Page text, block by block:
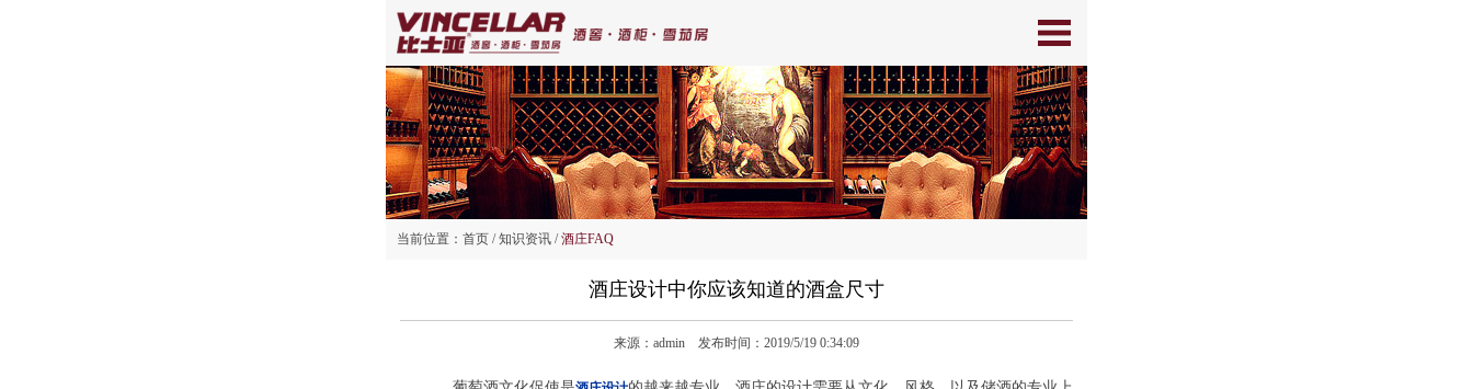
当前位置： 首页 / 知识资讯 /酒庄FAQ
酒庄设计中你应该知道的酒盒尺寸
来源：admin 发布时间：2019/5/19 0:34:09